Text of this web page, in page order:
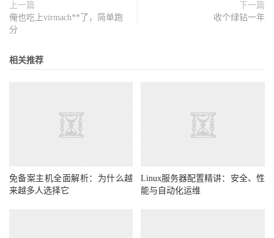
上一篇
俺也吃上virmach**了，简单跑
分
下一篇
收个绿钻一年
相关推荐
免备案主机全面解析：为什么越
来越多人选择它
Linux服务器配置精讲：安全、性
能与自动化运维